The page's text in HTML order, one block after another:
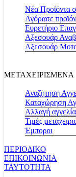
Νέα Προϊόντα
Αγόρασε
Ευρετήριο
Αξεσουάρ
Αξεσουάρ
ΜΕΤΑΧΕΙΡΙΣΜΕΝΑ
Αναζήτηση
Καταχώρηση
Αλλαγή
Τιμές
Έμποροι
ΠΕΡΙΟΔΙΚΟ
ΕΠΙΚΟΙΝΩΝΙΑ
ΤΑΥΤΟΤΗΤΑ